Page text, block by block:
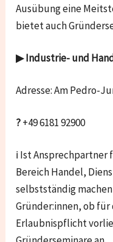
Ausübung eine
bietet auch
▶ Industrie- und
Adresse: Am Pedro-
?+49 6181 92900
ℹ Ist Ansprechpartner
Bereich Handel,
selbstständig
Gründer:innen, ob
Erlaubnispflicht